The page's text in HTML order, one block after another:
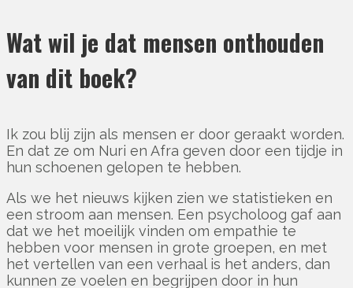
Wat wil je dat mensen onthouden
van dit boek?
Ik zou blij zijn als mensen er door geraakt worden.
En dat ze om Nuri en Afra geven door een tijdje in
hun schoenen gelopen te hebben.
Als we het nieuws kijken zien we statistieken en
een stroom aan mensen. Een psycholoog gaf aan
dat we het moeilijk vinden om empathie te
hebben voor mensen in grote groepen, en met
het vertellen van een verhaal is het anders, dan
kunnen ze voelen en begrijpen door in hun